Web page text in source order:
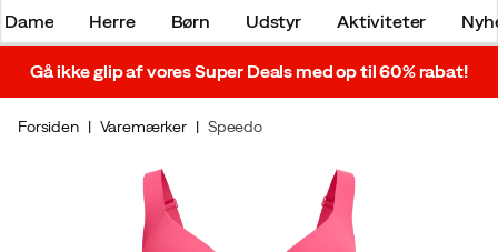
Dame Herre Børn Udstyr Aktiviteter
Gå ikke glip af vores Super Deals med op til 60% rabat!
Forsiden Varemærker Speedo